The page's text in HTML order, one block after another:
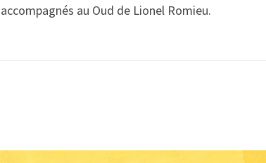
accompagnés au Oud de Lionel Romieu.